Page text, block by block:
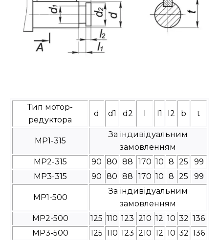
Тип мотор-
редуктора
d d1 d2 l1 l2 b t
МР1-315
За індивідуальним
замовленням
МР2-315
90 80 88 170 10 8 25
99
МР3-315
90 80 88 170 10 8 25 99
МР1-500
За індивідуальним
замовленням
МР2-500
125 110 123 210 12 10 32 136
МР3-500
125 110 123 210 12 10 32 136